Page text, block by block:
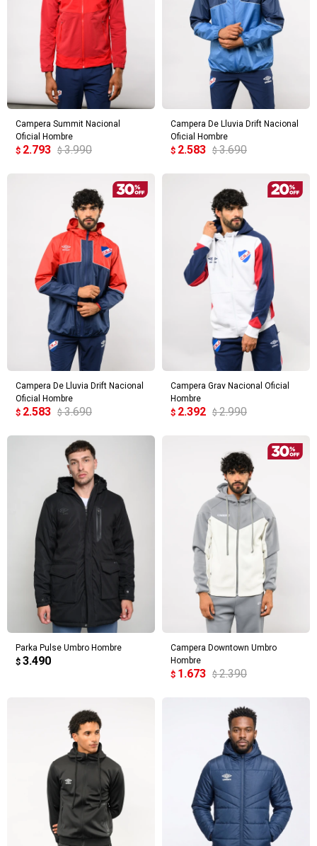
Campera Summit Nacional
Oficial Hombre
$ 2.793 $ 3.990
Campera De Lluvia Drift Nacional
Oficial Hombre
$ 2.583 $ 3.690
Campera De Lluvia Drift Nacional
Oficial Hombre
$ 2.583 $ 3.690
Campera Grav Nacional Oficial
Hombre
$ 2.392 $ 2.990
Parka Pulse Umbro Hombre
$ 3.490
Campera Downtown Umbro
Hombre
$ 1.673 $ 2.390